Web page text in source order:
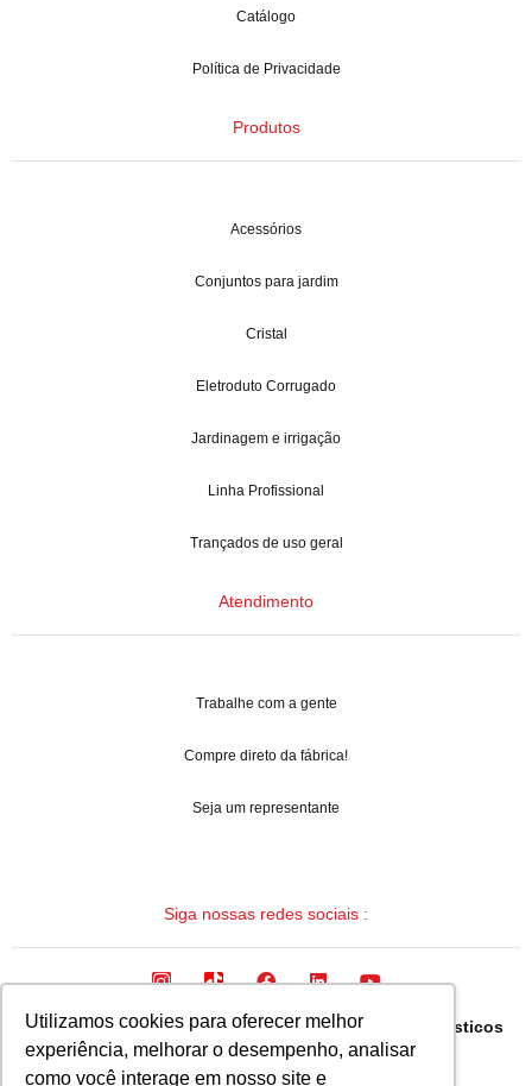
Utilizamos cookies para oferecer melhor
experiência, melhorar o desempenho, analisar
como você interage em nosso site e
Catálogo
Política de Privacidade
Produtos
Acessórios
Conjuntos para jardim
Cristal
Eletroduto Corrugado
Jardinagem e irrigação
Linha Profissional
Trançados de uso geral
Atendimento
Trabalhe com a gente
Compre direto da fábrica!
Seja um representante
Siga nossas redes sociais :
Arqua Industria Brasileira de Mangueiras e Termoplasticos
Ltda.